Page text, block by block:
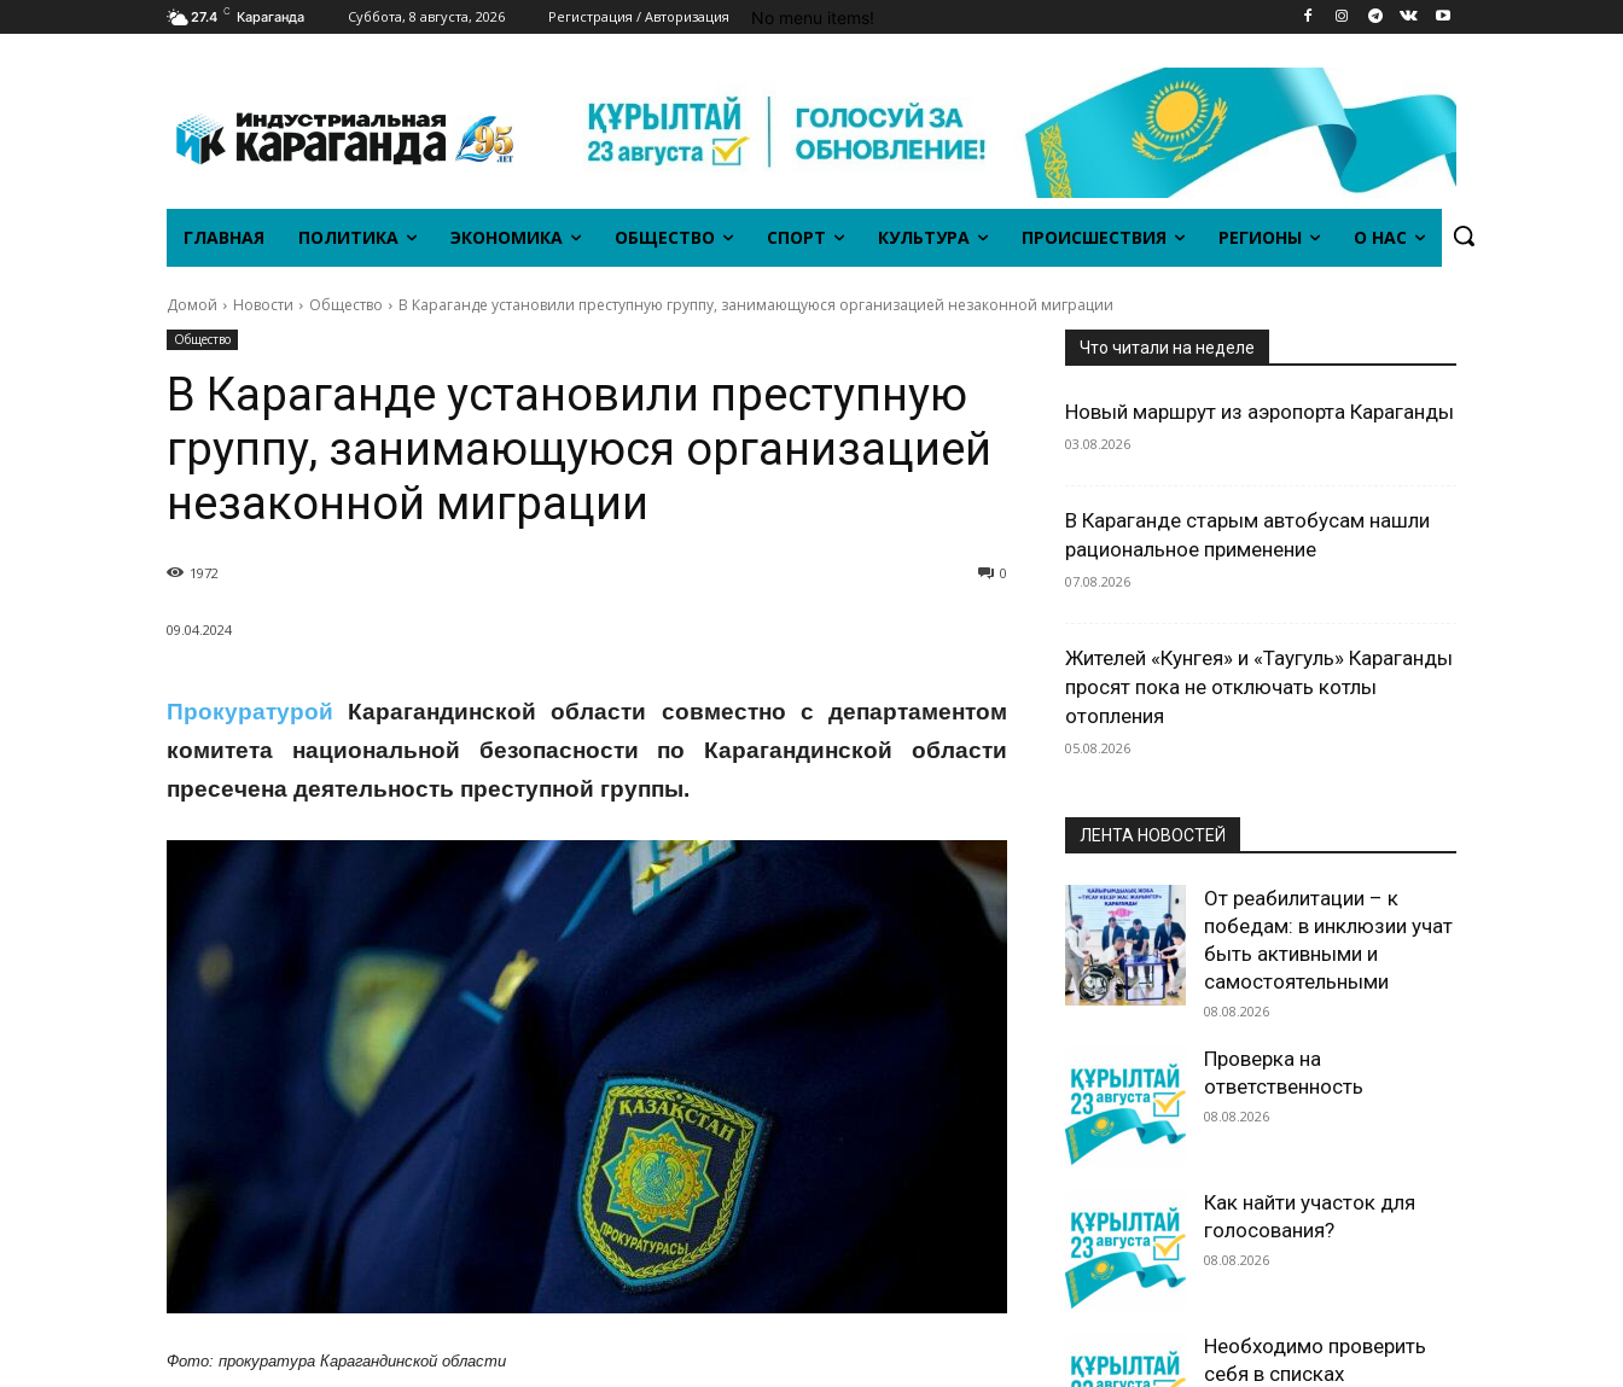
27.4 C Караганда Суббота, 8 августа, 2026 Регистрация / Авторизация No menu items!
ГЛАВНАЯ ПОЛИТИКА ЭКОНОМИКА ОБЩЕСТВО СПОРТ КУЛЬТУРА ПРОИСШЕСТВИЯ РЕГИОНЫ О НАС
Домой Новости Общество В Караганде установили преступную группу, занимающуюся организацией незаконной миграции
Общество
В Караганде установили преступную
группу, занимающуюся организацией
незаконной миграции
0
1972
09.04.2024
Прокуратурой Карагандинской области совместно с департаментом
комитета национальной безопасности по Карагандинской области
пресечена деятельность преступной группы.
Фото: прокуратура Карагандинской области
Что читали на неделе
Новый маршрут из аэропорта Караганды
03.08.2026
В Караганде старым автобусам нашли
рациональное применение
07.08.2026
Жителей «Кунгея» и «Таугуль» Караганды
просят пока не отключать котлы
отопления
05.08.2026
ЛЕНТА НОВОСТЕЙ
От реабилитации – к
победам: в инклюзии учат
быть активными и
самостоятельными
08.08.2026
Проверка на
ответственность
08.08.2026
Как найти участок для
голосования?
08.08.2026
Необходимо проверить
себя в списках